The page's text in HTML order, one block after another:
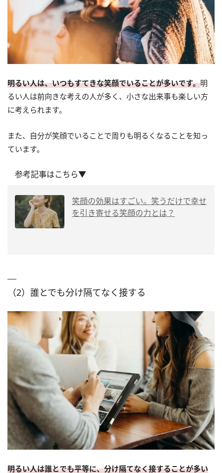
明るい人は、いつもすてきな笑顔でいることが多いです。明
るい人は前向きな考えの人が多く、小さな出来事も楽しい方
に考えられます。
また、自分が笑顔でいることで周りも明るくなることを知っ
ています。
参考記事はこちら▼
笑顔の効果はすごい。笑うだけで幸せ
を引き寄せる笑顔の力とは？
（2）誰とでも分け隔てなく接する
明るい人は誰とでも平等に、分け隔てなく接することが多い